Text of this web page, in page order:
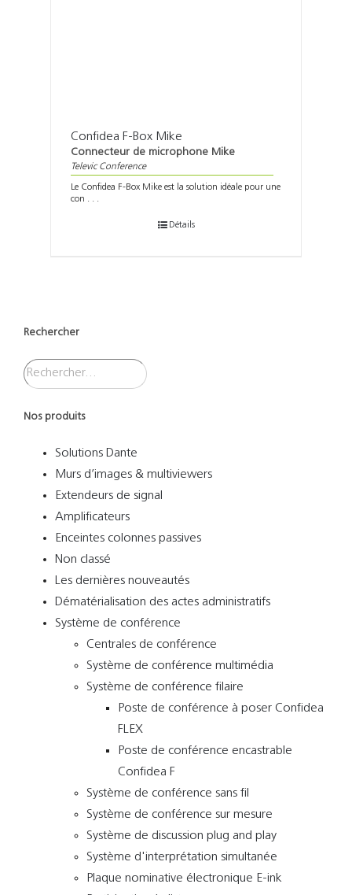
Confidea F-Box Mike
Connecteur de microphone Mike
Televic Conference
Le Confidea F-Box Mike est la solution idéale pour une
con . . .
Détails
Rechercher
Nos produits
Solutions Dante
Murs d’images & multiviewers
Extendeurs de signal
Amplificateurs
Enceintes colonnes passives
Non classé
Les dernières nouveautés
Dématérialisation des actes administratifs
Système de conférence
Centrales de conférence
Système de conférence multimédia
Système de conférence filaire
Poste de conférence à poser Confidea
FLEX
Poste de conférence encastrable
Confidea F
Système de conférence sans fil
Système de conférence sur mesure
Système de discussion plug and play
Système d'interprétation simultanée
Plaque nominative électronique E-ink